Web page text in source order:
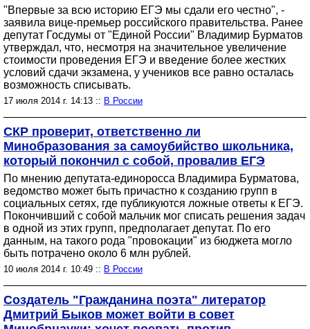
"Впервые за всю историю ЕГЭ мы сдали его честно", -
заявила вице-премьер российского правительства. Ранее
депутат Госдумы от "Единой России" Владимир Бурматов
утверждал, что, несмотря на значительное увеличение
стоимости проведения ЕГЭ и введение более жестких
условий сдачи экзамена, у учеников все равно осталась
возможность списывать.
17 июля 2014 г. 14:13 :: В России
СКР проверит, ответственно ли
Минобразования за самоубийство школьника,
который покончил с собой, провалив ЕГЭ
По мнению депутата-единоросса Владимира Бурматова,
ведомство может быть причастно к созданию групп в
социальных сетях, где публикуются ложные ответы к ЕГЭ.
Покончивший с собой мальчик мог списать решения задач
в одной из этих групп, предполагает депутат. По его
данным, на такого рода "провокации" из бюджета могло
быть потрачено около 6 млн рублей.
10 июля 2014 г. 10:49 :: В России
Создатель "Гражданина поэта" литератор
Дмитрий Быков может войти в совет